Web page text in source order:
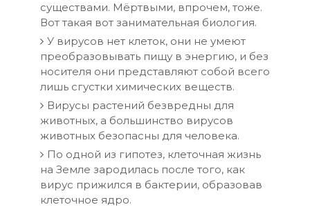
существами. Мёртвыми, впрочем, тоже.
Вот такая вот занимательная биология.
У вирусов нет клеток, они не умеют
преобразовывать пищу в энергию, и без
носителя они представляют собой всего
лишь сгустки химических веществ.
Вирусы растений безвредны для
животных, а большинство вирусов
животных безопасны для человека.
По одной из гипотез, клеточная жизнь
на Земле зародилась после того, как
вирус прижился в бактерии, образовав
клеточное ядро.